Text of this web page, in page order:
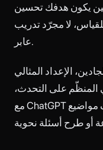
يكون هدفك تحسين
لا مجرّد تدريب
عابر.
الإعداد المثالي
على التحدث،
مع ChatGPT كمكمّل بين الحين والآخر لاستكشاف مواضيع